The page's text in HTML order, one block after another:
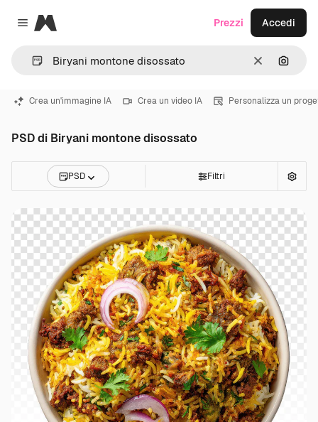
Close menu
Magnific
CancellaCerca
Prezzi Accedi
Crea un'immagine IA Crea un video IA Personalizza un
PSD di Biryani montone disossato
PSD Filtri